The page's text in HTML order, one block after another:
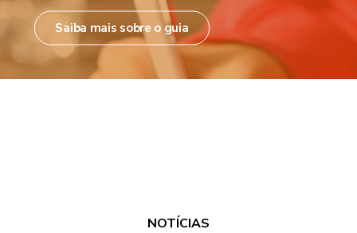
Saiba mais sobre o guia
NOTÍCIAS